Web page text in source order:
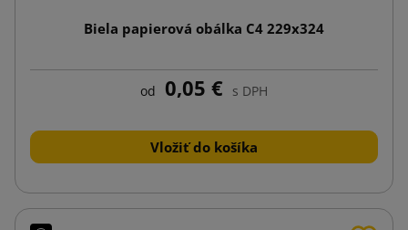
Biela papierová obálka C4 229x324
od 0,05 € s DPH
Vložiť do košíka